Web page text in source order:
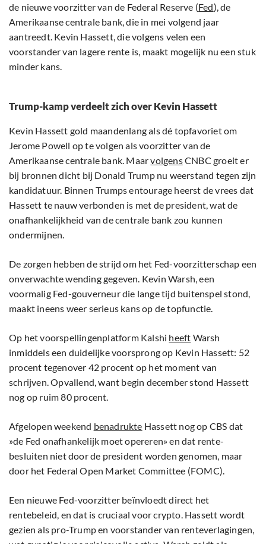
de nieuwe voorzitter van de Federal Reserve (Fed), de
Amerikaanse centrale bank, die in mei volgend jaar
aantreedt. Kevin Hassett, die volgens velen een
voorstander van lagere rente is, maakt mogelijk nu een stuk
minder kans.
Trump-kamp verdeelt zich over Kevin Hassett
Kevin Hassett gold maandenlang als dé topfavoriet om
Jerome Powell op te volgen als voorzitter van de
Amerikaanse centrale bank. MaarvolgensCNBC groeit er
bij bronnen dicht bij Donald Trump nu weerstand tegen zijn
kandidatuur. Binnen Trumps entourage heerst de vrees dat
Hassett te nauw verbonden is met de president, wat de
onafhankelijkheid van de centrale bank zou kunnen
ondermijnen.
De zorgen hebben de strijd om het Fed-voorzitterschap een
onverwachte wending gegeven. Kevin Warsh, een
voormalig Fed-gouverneur die lange tijd buitenspel stond,
maakt ineens weer serieus kans op de topfunctie.
Op het voorspellingenplatform Kalshi heeft Warsh
inmiddels een duidelijke voorsprong op Kevin Hassett: 52
procent tegenover 42 procent op het moment van
schrijven. Opvallend, want begin december stond Hassett
nog op ruim 80 procent.
Afgelopen weekend benadrukte Hassett nog op CBS dat
»de Fed onafhankelijk moet opereren» en dat rente­
besluiten niet door de president worden genomen, maar
door het Federal Open Market Committee (FOMC).
Een nieuwe Fed-voorzitter beïnvloedt direct het
rentebeleid, en dat is cruciaal voor crypto. Hassett wordt
gezien als pro-Trump en voorstander van renteverlagingen,